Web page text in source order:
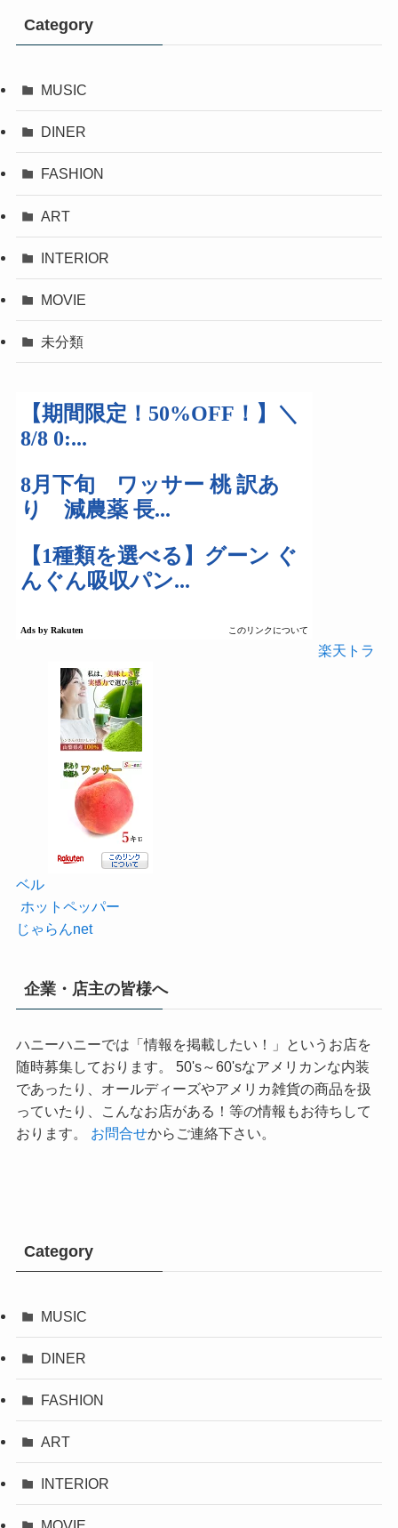
Category
MUSIC
DINER
FASHION
ART
INTERIOR
MOVIE
未分類
楽天トラ
ベル
ホットペッパー
じゃらんnet
企業・店主の皆様へ
ハニーハニーでは「情報を掲載したい！」というお店を
随時募集しております。 50's～60'sなアメリカンな内装
であったり、オールディーズやアメリカ雑貨の商品を扱
っていたり、こんなお店がある！等の情報もお待ちして
おります。 お問合せからご連絡下さい。
Category
MUSIC
DINER
FASHION
ART
INTERIOR